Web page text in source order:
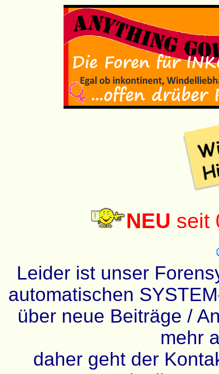
NEU seit
Leider ist unser
automatischen
über neue Beiträge /
mehr
daher geht der